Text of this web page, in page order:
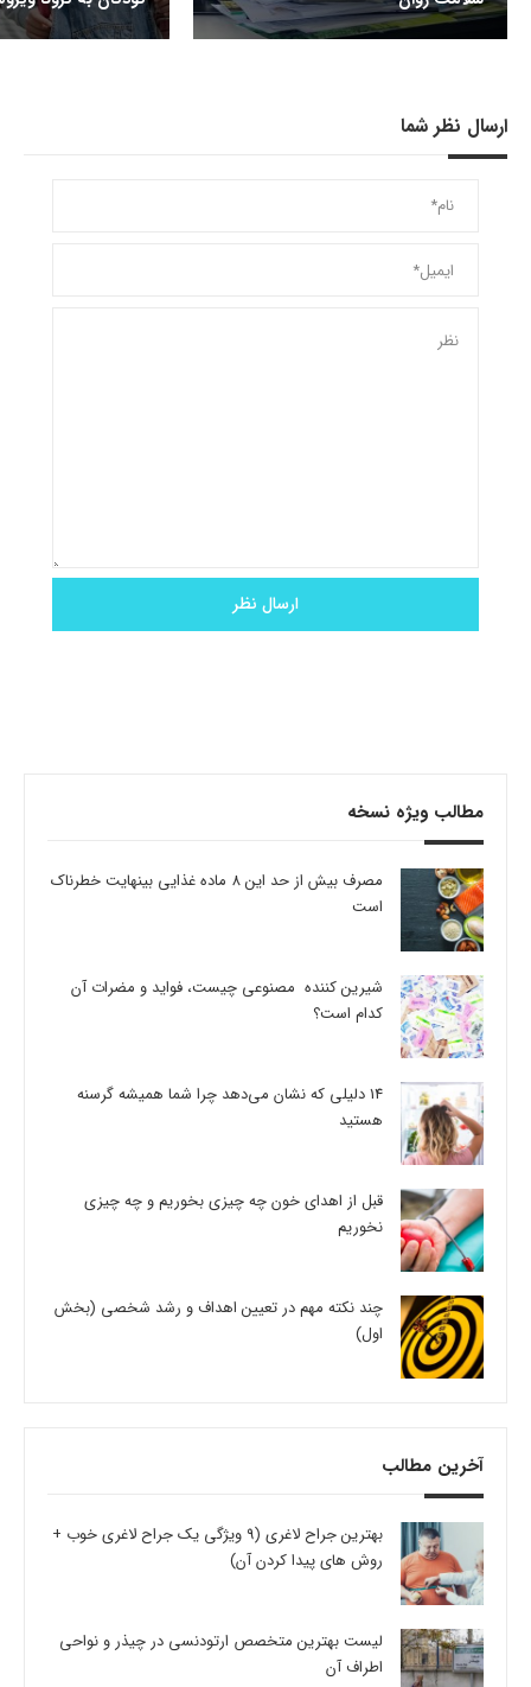
ارسال نظر شما
مطالب ویژه نسخه
مصرف بیش از حد این 8 ماده غذایی بینهایت خطرناک
است
شیرین کننده مصنوعی چیست، فواید و مضرات آن
کدام است؟
14 دلیلی که نشان می‌دهد چرا شما همیشه گرسنه
هستید
قبل از اهدای خون چه چیزی بخوریم و چه چیزی
نخوریم
چند نکته مهم در تعیین اهداف و رشد شخصی (بخش
اول)
آخرین مطالب
بهترین جراح لاغری (9 ویژگی یک جراح لاغری خوب +
روش های پیدا کردن آن)
لیست بهترین متخصص ارتودنسی در چیذر و نواحی
اطراف آن